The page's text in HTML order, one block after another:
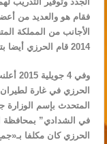
فقام هو والعديد من
الأجانب من المملكة
2014 قام الحرزي أيضا بتجنيد أشخاص من شمال إفريقيا لداعش
وفي
الحرزي في غارة
المتحدث بإسم
في الشدادي”
الحرزي كان مكلفا